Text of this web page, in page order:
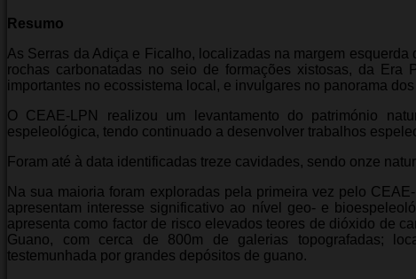
Resumo
As Serras da Adiça e Ficalho, localizadas na margem
rochas carbonatadas no seio de formações xistosas, da Era
importantes no ecossistema local, e invulgares no panorama
O CEAE-LPN realizou um levantamento do património
espeleológica, tendo continuado a desenvolver trabalhos
Foram até à data identificadas treze cavidades, sendo onze
Na sua maioria foram exploradas pela primeira vez pelo
apresentam interesse significativo ao nível geo- e
apresenta como factor de risco elevados teores de dióxido de
Guano, com cerca de 800m de galerias topografadas;
testemunhada por grandes depósitos de guano.